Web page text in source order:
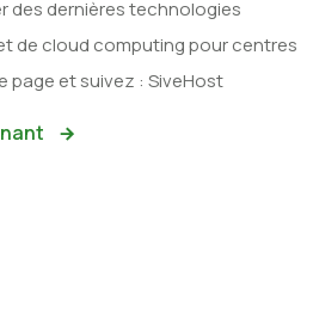
des dernières technologies
de cloud computing pour centres
page et suivez : SiveHost